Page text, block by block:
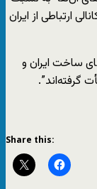
ارتباطی از ایران
ساخت ایران و
گرفته‌اند”.
Share this: